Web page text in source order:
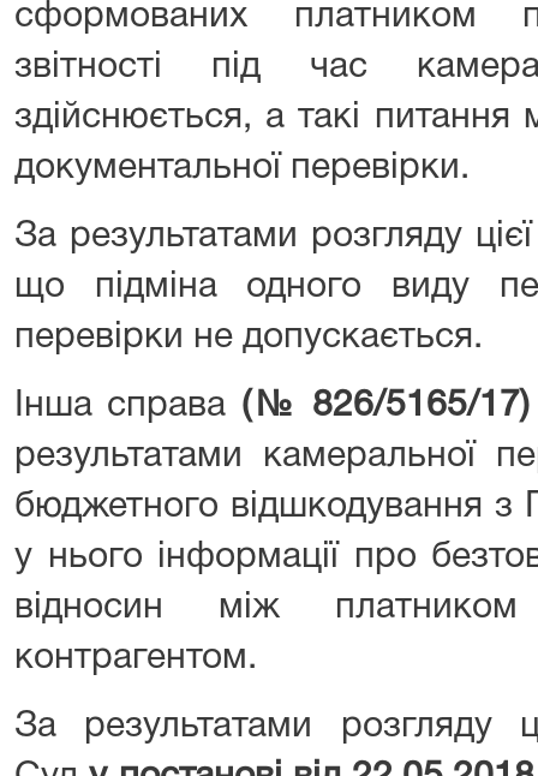
сформованих платником
звітності під час
здійснюється, а такі
документальної перевірки.
За результатами розгляду
що підміна одного виду
перевірки не допускається.
Інша справа (№ 826/5165/17)
результатами камеральної
бюджетного відшкодування з
у нього інформації про
відносин між
контрагентом.
За результатами розгляду